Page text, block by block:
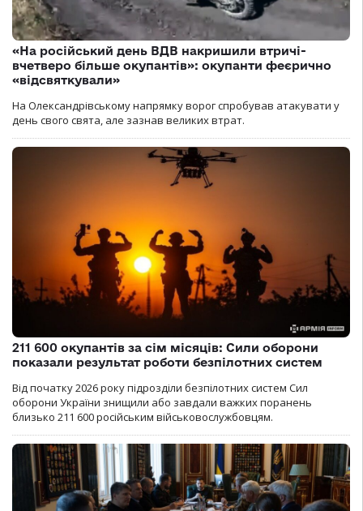
«На російський день ВДВ накришили втричі-
вчетверо більше окупантів»: окупанти феєрично
«відсвяткували»
На Олександрівському напрямку ворог спробував атакувати у
день свого свята, але зазнав великих втрат.
211 600 окупантів за сім місяців: Сили оборони
показали результат роботи безпілотних систем
Від початку 2026 року підрозділи безпілотних систем Сил
оборони України знищили або завдали важких поранень
близько 211 600 російським військовослужбовцям.